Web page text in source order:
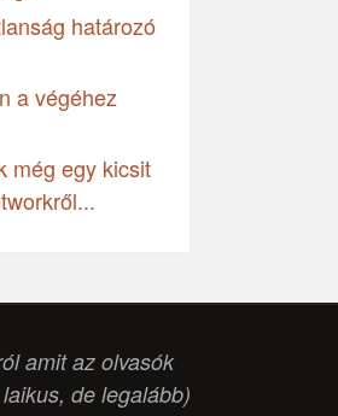
határozó
a végéhez
még egy kicsit
amit az olvasók
de legalább)